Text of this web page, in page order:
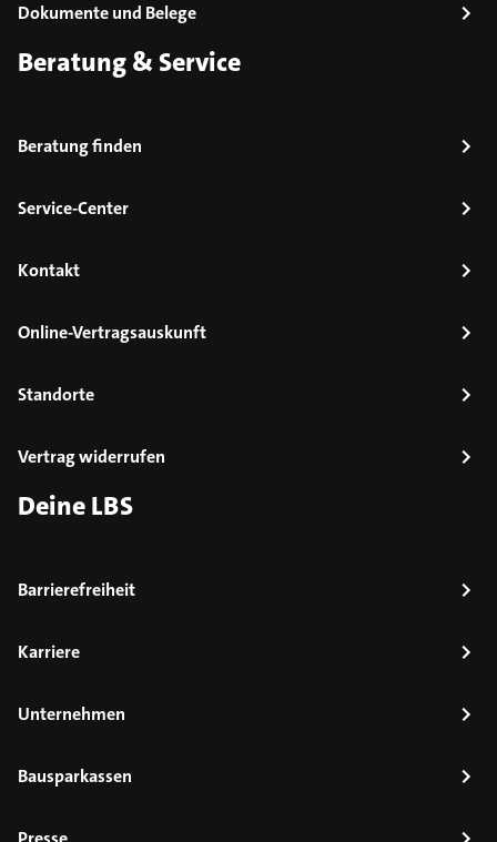
Dokumente und Belege
Beratung & Service
Beratung finden
Service-Center
Kontakt
Online-Vertragsauskunft
Standorte
Vertrag widerrufen
Deine LBS
Barrierefreiheit
Karriere
Unternehmen
Bausparkassen